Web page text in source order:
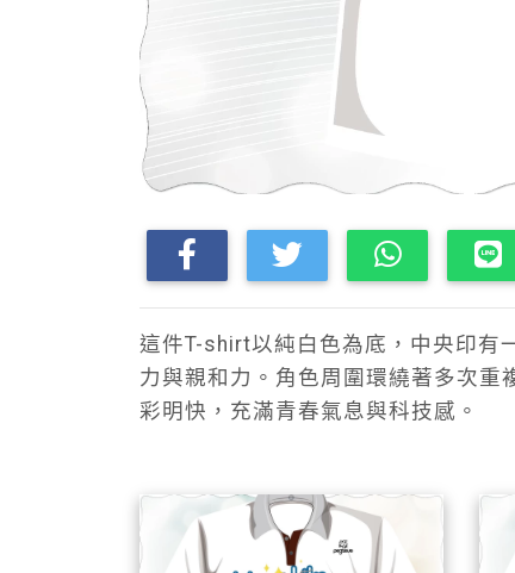
這件T-shirt以純白色為底，中央印有
力與親和力。角色周圍環繞著多次重
彩明快，充滿青春氣息與科技感。